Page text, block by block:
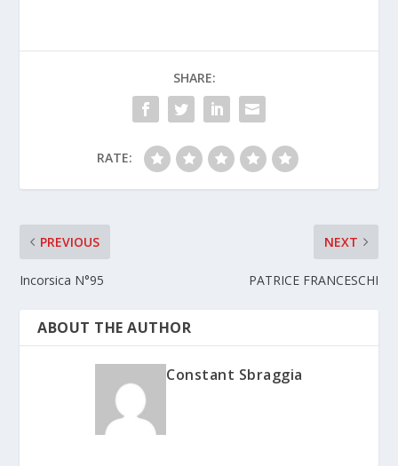
SHARE:
RATE:
PREVIOUS
Incorsica N°95
NEXT
PATRICE FRANCESCHI
ABOUT THE AUTHOR
Constant Sbraggia